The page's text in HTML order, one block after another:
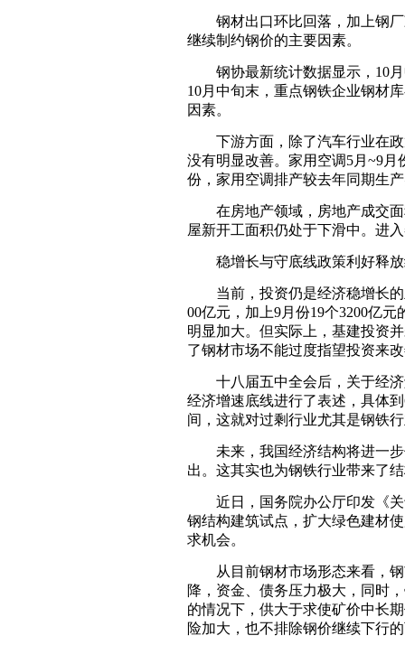
钢材出口环比回落，加上钢厂
继续制约钢价的主要因素。
钢协最新统计数据显示，10月
10月中旬末，重点钢铁企业钢材
因素。
下游方面，除了汽车行业在政
没有明显改善。家用空调5月~9
份，家用空调排产较去年同期生
在房地产领域，房地产成交面
屋新开工面积仍处于下滑中。进
稳增长与守底线政策利好释放
当前，投资仍是经济稳增长的
00亿元，加上9月份19个3200亿
明显加大。但实际上，基建投资
了钢材市场不能过度指望投资来
十八届五中全会后，关于经济
经济增速底线进行了表述，具体
间，这就对过剩行业尤其是钢铁
未来，我国经济结构将进一步
出。这其实也为钢铁行业带来了
近日，国务院办公厅印发《关
钢结构建筑试点，扩大绿色建材
求机会。
从目前钢材市场形态来看，钢
降，资金、债务压力极大，同时
的情况下，供大于求使矿价中长
险加大，也不排除钢价继续下行